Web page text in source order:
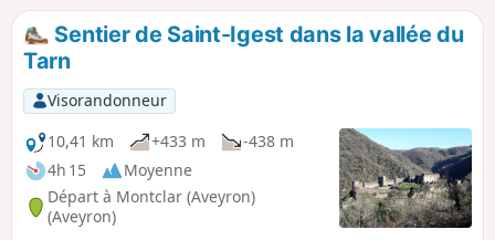
statues menhirs de Pousthomy qui rajoutent un intérêt
historique à ce circuit.
Sentier de Saint-Igest dans la vallée du
Tarn
Visorandonneur
10,41 km
+433 m
-438 m
4h 15
Moyenne
Départ à Montclar (Aveyron)
(Aveyron)